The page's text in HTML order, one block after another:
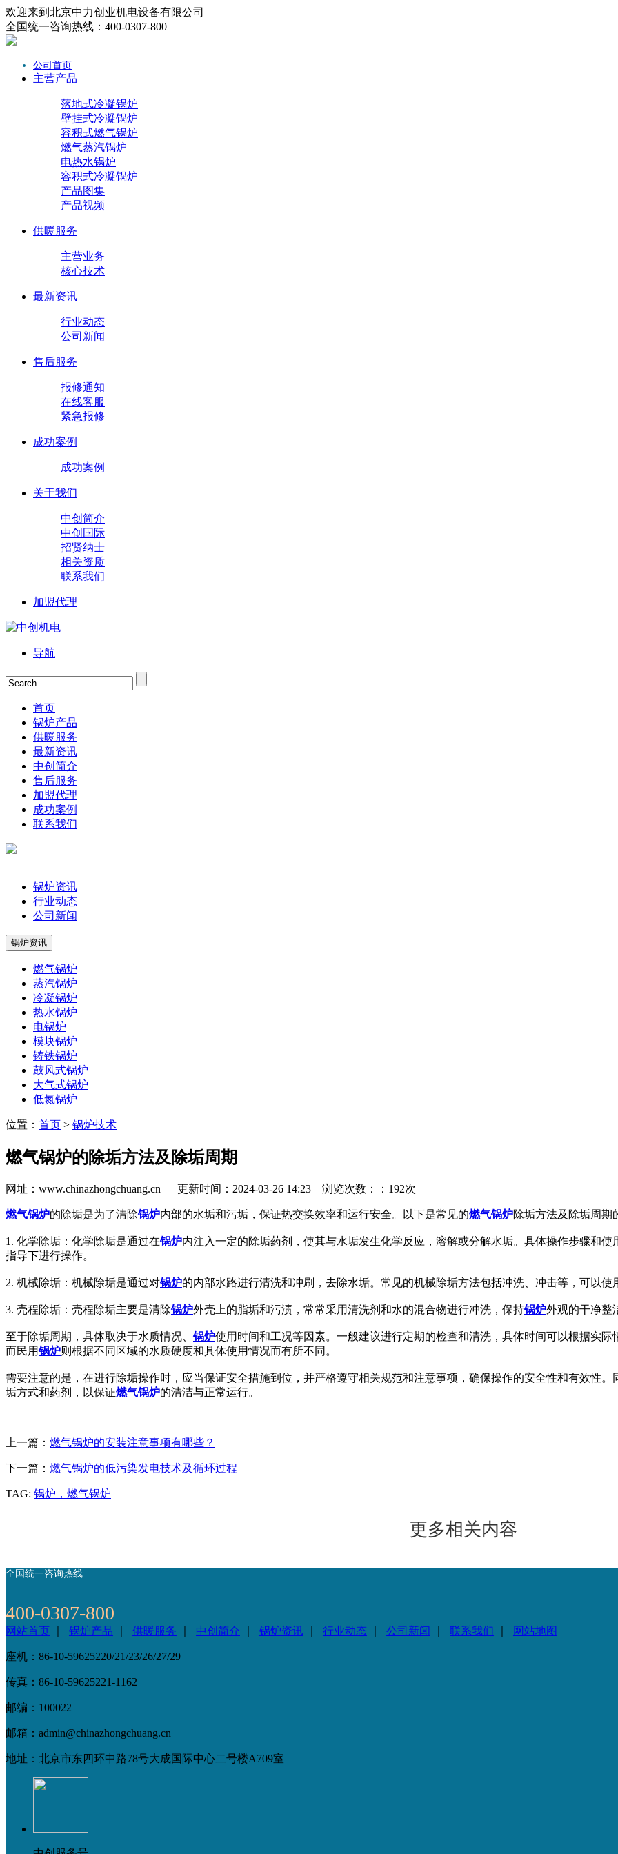
欢迎来到北京中力创业机电设备有限公司
全国统一咨询热线：400-0307-800
公司首页
主营产品
落地式冷凝锅炉
壁挂式冷凝锅炉
容积式燃气锅炉
燃气蒸汽锅炉
电热水锅炉
容积式冷凝锅炉
产品图集
产品视频
供暖服务
主营业务
核心技术
最新资讯
行业动态
公司新闻
售后服务
报修通知
在线客服
紧急报修
成功案例
成功案例
关于我们
中创简介
中创国际
招贤纳士
相关资质
联系我们
加盟代理
导航
首页
锅炉产品
供暖服务
最新资讯
中创简介
售后服务
加盟代理
成功案例
联系我们
锅炉资讯
行业动态
公司新闻
锅炉资讯
燃气锅炉
蒸汽锅炉
冷凝锅炉
热水锅炉
电锅炉
模块锅炉
铸铁锅炉
鼓风式锅炉
大气式锅炉
低氮锅炉
位置： 首页 > 锅炉技术
燃气锅炉的除垢方法及除垢周期
网址：www.chinazhongchuang.cn 更新时间：2024-03-26 14:23 浏览次数：：192次
燃气锅炉的除垢是为了清除锅炉内部的水垢和污垢，保证热交换效率和运行安全。以下是常见的燃气锅炉除垢方法及除垢周期
1. 化学除垢：化学除垢是通过在锅炉内注入一定的除垢药剂，使其与水垢发生化学反应，溶解或分解水垢。具体操作步骤和
指导下进行操作。
2. 机械除垢：机械除垢是通过对锅炉的内部水路进行清洗和冲刷，去除水垢。常见的机械除垢方法包括冲洗、冲击等，可以
3. 壳程除垢：壳程除垢主要是清除锅炉外壳上的脂垢和污渍，常常采用清洗剂和水的混合物进行冲洗，保持锅炉外观的干净整
至于除垢周期，具体取决于水质情况、锅炉使用时间和工况等因素。一般建议进行定期的检查和清洗，具体时间可以根据实际
而民用锅炉则根据不同区域的水质硬度和具体使用情况而有所不同。
需要注意的是，在进行除垢操作时，应当保证安全措施到位，并严格遵守相关规范和注意事项，确保操作的安全性和有效性
垢方式和药剂，以保证燃气锅炉的清洁与正常运行。
上一篇： 燃气锅炉的安装注意事项有哪些？
下一篇： 燃气锅炉的低污染发电技术及循环过程
TAG: 锅炉，燃气锅炉
更多相关内容
全国统一咨询热线
400-0307-800
网站首页 锅炉产品 供暖服务 中创简介 锅炉资讯 行业动态 公司新闻 联系我们 网站地图
座机：86-10-59625220/21/23/26/27/29
传真：86-10-59625221-1162
邮编：100022
邮箱：admin@chinazhongchuang.cn
地址：北京市东四环中路78号大成国际中心二号楼A709室